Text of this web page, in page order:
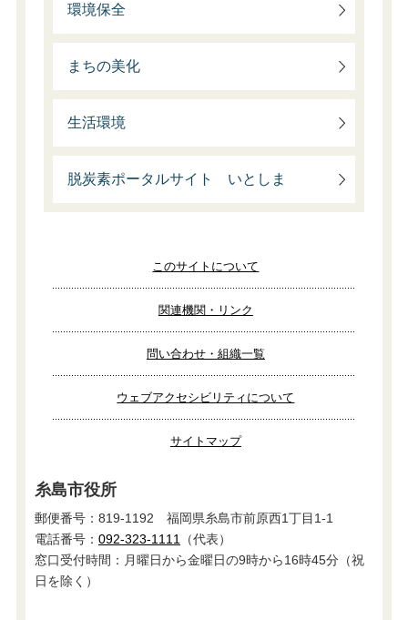
環境保全
まちの美化
生活環境
脱炭素ポータルサイト いとしま
このサイトについて
関連機関・リンク
問い合わせ・組織一覧
ウェブアクセシビリティについて
サイトマップ
糸島市役所
郵便番号：819-1192 福岡県糸島市前原西1丁目1-1
電話番号： 092-323-1111
（代表）
窓口受付時間：月曜日から金曜日の9時から16時45分（祝
日を除く）